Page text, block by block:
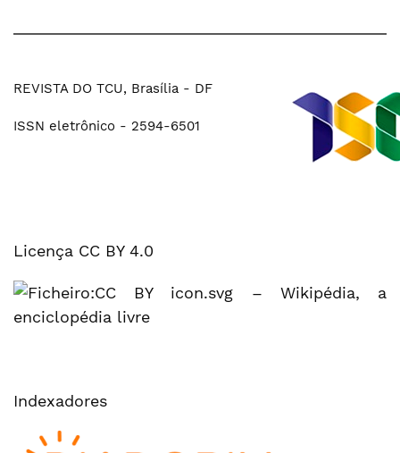
REVISTA DO TCU, Brasília - DF
ISSN eletrônico - 2594-6501
Licença CC BY 4.0
Indexadores